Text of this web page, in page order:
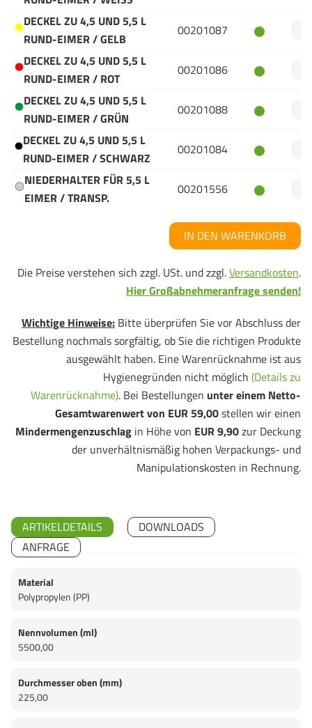
DECKEL ZU 4,5 UND 5,5 L
RUND-EIMER / GELB
00201087
DECKEL ZU 4,5 UND 5,5 L
RUND-EIMER / ROT
00201086
DECKEL ZU 4,5 UND 5,5 L
RUND-EIMER / GRÜN
00201088
DECKEL ZU 4,5 UND 5,5 L
RUND-EIMER / SCHWARZ
00201084
NIEDERHALTER FÜR 5,5 L
EIMER / TRANSP.
00201556
IN DEN WARENKORB
Die Preise verstehen sich zzgl. USt. und zzgl.Versandkosten.
Hier Großabnehmeranfrage senden!
Wichtige Hinweise: Bitte überprüfen Sie vor Abschluss der
Bestellung nochmals sorgfältig, ob Sie die richtigen Produkte
ausgewählt haben. Eine Warenrücknahme ist aus
Hygienegründen nicht möglich (Details zu
Warenrücknahme). Bei Bestellungen unter einem Netto-
Gesamtwarenwert von EUR 59,00stellen wir einen
Mindermengenzuschlag in Höhe von EUR 9,90zur Deckung
der unverhältnismäßig hohen Verpackungs- und
Manipulationskosten in Rechnung.
ARTIKELDETAILS
Material
Polypropylen (PP)
Nennvolumen (ml)
5500,00
Durchmesser oben (mm)
225,00
DOWNLOADS
ANFRAGE